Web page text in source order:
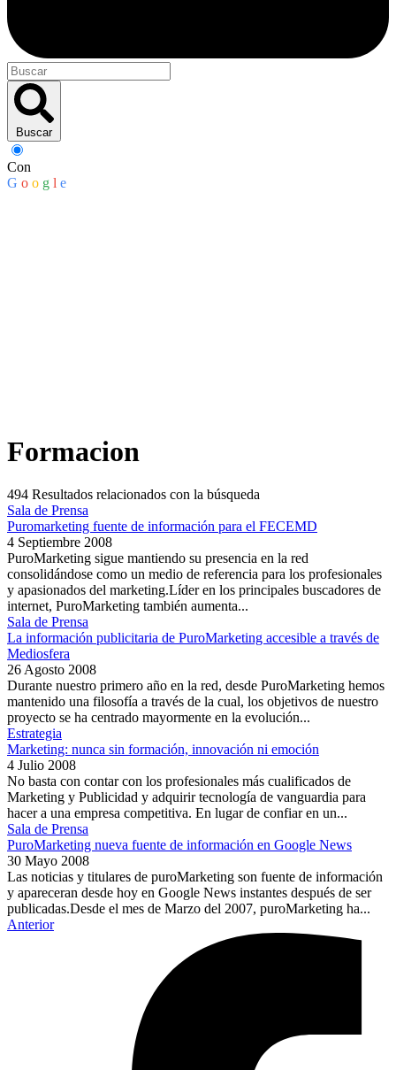
Buscar
Con
G o o g l e
Formacion
494 Resultados relacionados con la búsqueda
Sala de Prensa
Puromarketing fuente de información para el FECEMD
4 Septiembre 2008
PuroMarketing sigue mantiendo su presencia en la red
consolidándose como un medio de referencia para los profesionales
y apasionados del marketing.Líder en los principales buscadores de
internet, PuroMarketing también aumenta...
Sala de Prensa
La información publicitaria de PuroMarketing accesible a través de
Mediosfera
26 Agosto 2008
Durante nuestro primero año en la red, desde PuroMarketing hemos
mantenido una filosofía a través de la cual, los objetivos de nuestro
proyecto se ha centrado mayormente en la evolución...
Estrategia
Marketing: nunca sin formación, innovación ni emoción
4 Julio 2008
No basta con contar con los profesionales más cualificados de
Marketing y Publicidad y adquirir tecnología de vanguardia para
hacer a una empresa competitiva. En lugar de confiar en un...
Sala de Prensa
PuroMarketing nueva fuente de información en Google News
30 Mayo 2008
Las noticias y titulares de puroMarketing son fuente de información
y apareceran desde hoy en Google News instantes después de ser
publicadas.Desde el mes de Marzo del 2007, puroMarketing ha...
Anterior